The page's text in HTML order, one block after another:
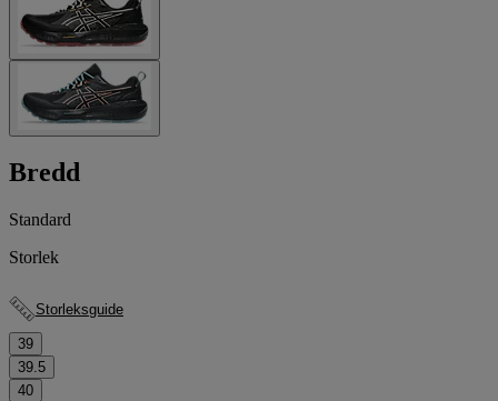
Bredd
Standard
Storlek
Storleksguide
39
39.5
40